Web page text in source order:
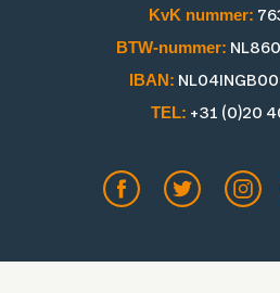
KvK nummer:
BTW-nummer:
IBAN:
TEL: +31 (0)20